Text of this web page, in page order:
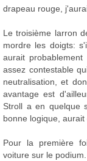
drapeau rouge,
Le troisième larron
mordre les doigts:
aurait
assez contestable
neutralisation, et
avantage est
Stroll a en quelque
bonne logique,
Pour la première
voiture sur le